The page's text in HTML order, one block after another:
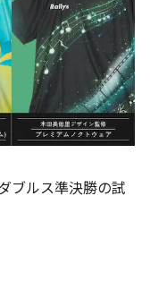
ブルス準決勝の試